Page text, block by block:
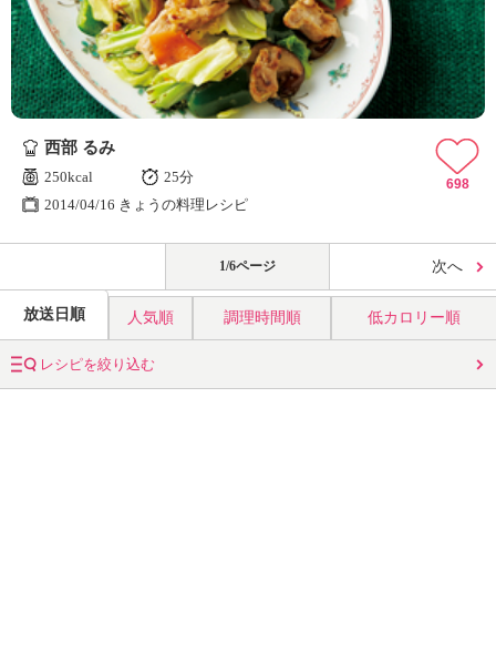
西部 るみ
250kcal
25分
2014/04/16 きょうの料理レシピ
698
1/6ページ 次へ
放送日順 人気順 調理時間順 低カロリー順
レシピを絞り込む